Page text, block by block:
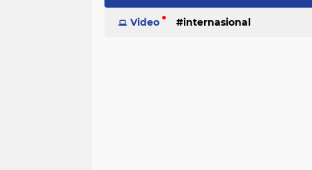
Video internasional